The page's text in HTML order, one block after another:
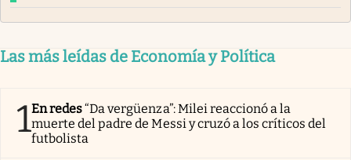
Las más leídas de Economía y Política
1En redes“Da vergüenza”: Milei reaccionó a la
muerte del padre de Messi y cruzó a los críticos del
futbolista